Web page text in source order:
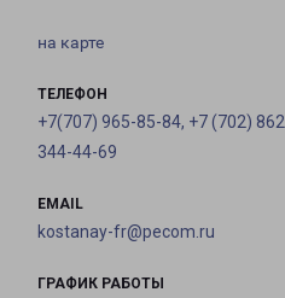
на карте
ТЕЛЕФОН
+7(707) 965-85-84, +7 (702)
344-44-69
EMAIL
kostanay-fr@pecom.ru
ГРАФИК РАБОТЫ